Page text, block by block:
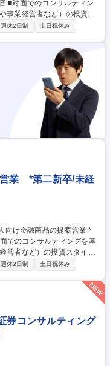
事業経営者など）の投資ス
た、最適な資産形成・運用
。近年は事業経営者のお客
のご提案に留まらず、専門
理など多様なソリューショ
成や提案ができるため、お
も当社ならではのやりがい
*
休2日制 土日祝休み
営業 *第二新卒/未経
営者など）の投資スタイル
適な資産形成・運用のため
は事業経営者のお客さまへ
案に留まらず、専門部署と
多様なソリューションの提
案ができるため、お客さま
ならではのやりがいを感じ
休2日制 土日祝休み
券コンサルティング